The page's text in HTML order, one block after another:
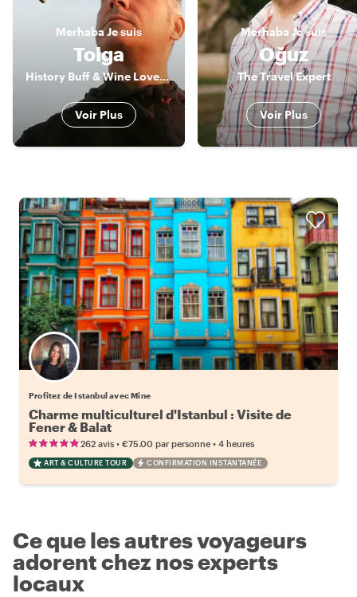
MerhabaJe suis
Tolga
History Buff & Wine Lover & Foodie
Voir Plus
Merhaba Je suis
Oğuz
The Travel Expert
Voir Plus
Profitez de Istanbul avec Mine
Charme multiculturel d'Istanbul : Visite de
Fener & Balat
262 avis • €75.00 par personne • 4 heures
ART & CULTURE TOUR CONFIRMATION INSTANTANÉE
Ce que les autres voyageurs
adorent chez nos experts
locaux